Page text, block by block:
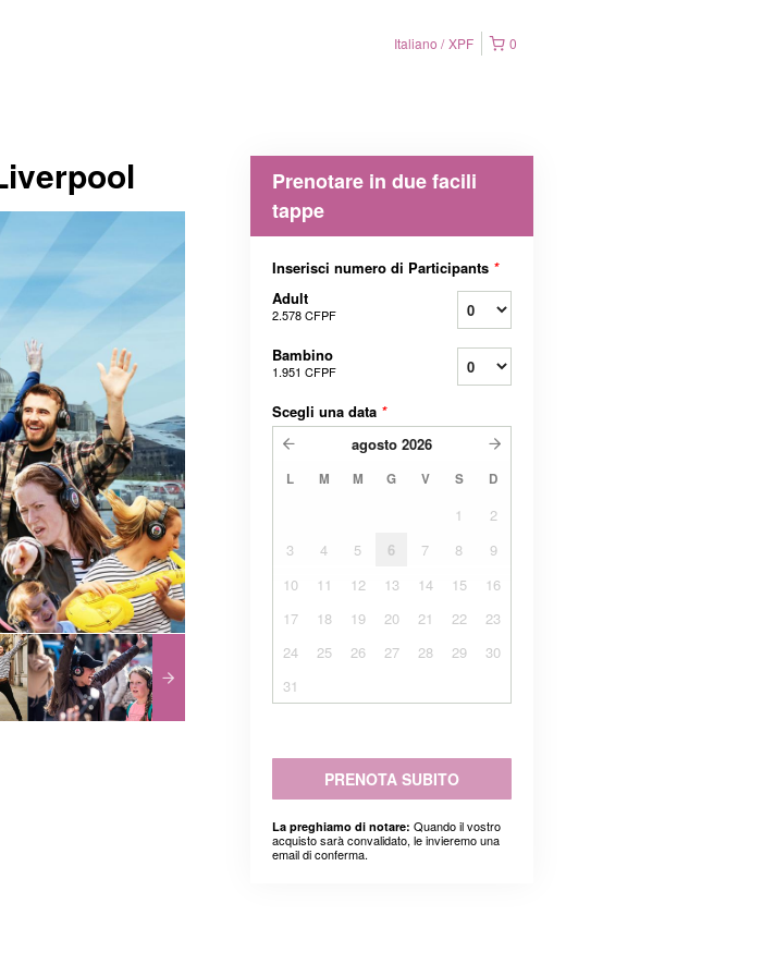
0
Italiano XPF
Prenotare in due facili
tappe
Inserisci numero di Participants *
Adult
2.578 CFPF
Bambino
1.951 CFPF
Scegli una data *
agosto 2026
L M M G V S D
1
2
3
4 5 6 7 8
9
10
11 12 13 14 15
16
17
18 19 20 21 22
23
24
25 26 27 28 29
30
31
PRENOTA SUBITO
La preghiamo di notare: Quando il vostro
acquisto sarà convalidato, le invieremo una
email di conferma.